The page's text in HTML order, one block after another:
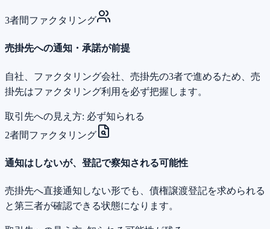
3者間ファクタリング
売掛先への通知・承諾が前提
自社、ファクタリング会社、売掛先の3者で進めるため、売
掛先はファクタリング利用を必ず把握します。
取引先への見え方: 必ず知られる
2者間ファクタリング
通知はしないが、登記で察知される可能性
売掛先へ直接通知しない形でも、債権譲渡登記を求められる
と第三者が確認できる状態になります。